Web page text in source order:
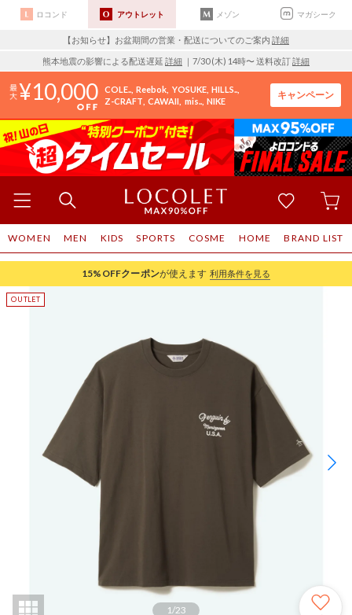
ロコンド アウトレット メゾン マガシーク
【お知らせ】お盆期間の営業・配送についてのご案内 詳細
熊本地震の影響による配送遅延 詳細 ｜7/30 (木) 14時〜 送料改訂詳細
10,000 COLE.. Reebok YOSUKE HILLS..
Z-CRAFT CAWAII mis.. NIKE
キャンペーン
WOMEN MEN KIDS SPORTS COSME HOME BRAND LIST
15%OFFクーポンが使えます 利用条件を見る
1/23